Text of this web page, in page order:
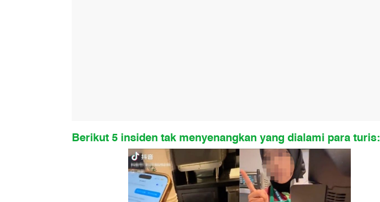
Berikut 5 insiden tak menyenangkan yang dialami para turis: